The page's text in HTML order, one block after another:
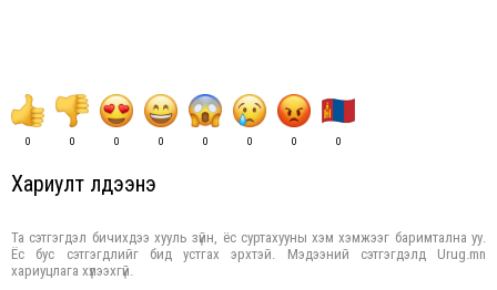
0 0 0 0 0 0 0 0
Хариулт үлдээнэ үү
Та сэтгэгдэл бичихдээ хууль зүйн, ёс суртахууны хэм хэмжээг баримтална уу.
Ёс бус сэтгэгдлийг бид устгах эрхтэй. Мэдээний сэтгэгдэлд Urug.mn
хариуцлага хүлээхгүй.